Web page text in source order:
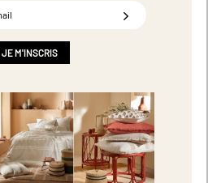
JE M'INSCRIS